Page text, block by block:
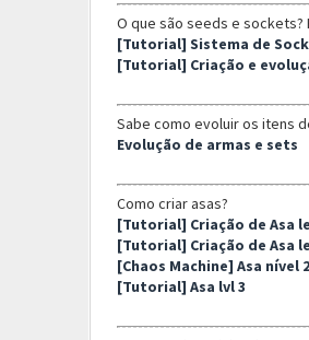
O que são seeds e sockets?
[Tutorial] Sistema de
[Tutorial] Criação e
Sabe como evoluir os itens
Evolução de armas e sets
Como criar asas?
[Tutorial] Criação de Asa
[Tutorial] Criação de Asa
[Chaos Machine] Asa nível
[Tutorial] Asa lvl 3